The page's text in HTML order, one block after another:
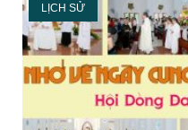
LỊCH SỬ